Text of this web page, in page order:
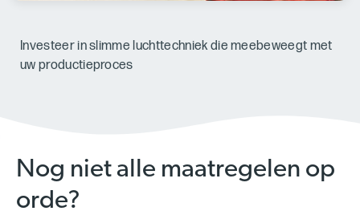
Investeer in slimme luchttechniek die meebeweegt met
uw productieproces
Nog niet alle maatregelen op
orde?